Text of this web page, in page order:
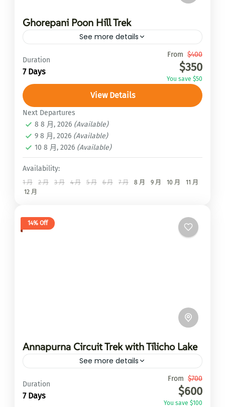
Ghorepani Poon Hill Trek
See more details
Travel is the movement of...
聖母峰路線EBC
馬納斯魯大環線Manaslu
Duration
7 Days
From $400
$350
You save $50
View Details
Next Departures
8 8 月, 2026 (Available)
9 8 月, 2026 (Available)
10 8 月, 2026 (Available)
Availability:
1 月 2 月 3 月 4 月 5 月 6 月 7 月 8 月 9 月 10 月
11 月
12 月
14% Off
Annapurna Circuit Trek with Tilicho Lake
See more details
Travel is the movement of...
安納普娜路線ABC
馬納斯魯大環線Manaslu
Duration
7 Days
From $700
$600
You save $100